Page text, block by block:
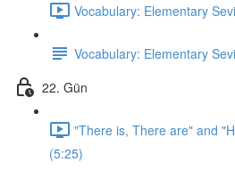
Vocabulary: Elementary
Vocabulary: Elementary
22. Gün
"There is, There are" and
(5:25)